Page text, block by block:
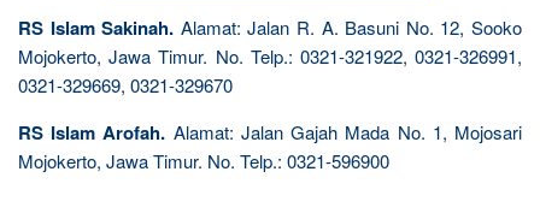
RS Islam Sakinah. Alamat: Jalan R. A. Basuni No. 12, Sooko
Mojokerto, Jawa Timur. No. Telp.: 0321-321922, 0321-326991,
0321-329669, 0321-329670
RS Islam Arofah. Alamat: Jalan Gajah Mada No. 1, Mojosari
Mojokerto, Jawa Timur. No. Telp.: 0321-596900